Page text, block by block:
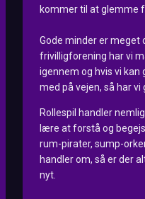
kommer til at glemme
Gode minder er meget
frivilligforening har vi
igennem og hvis vi kan
med på vejen, så har vi
Rollespil handler
lære at forstå og
rum-pirater, sump-
handler om, så er der
nyt.